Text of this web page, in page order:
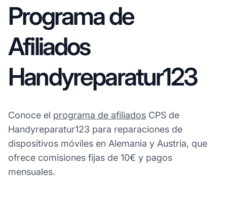
Programa de
Afiliados
Handyreparatur123
Conoce el programa de afiliados CPS de
Handyreparatur123 para reparaciones de
dispositivos móviles en Alemania y Austria, que
ofrece comisiones fijas de 10€ y pagos
mensuales.